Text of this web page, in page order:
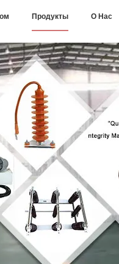
Продукты О Нас